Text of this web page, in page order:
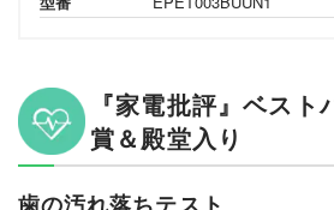
『家電批評』ベス
賞＆殿堂入り